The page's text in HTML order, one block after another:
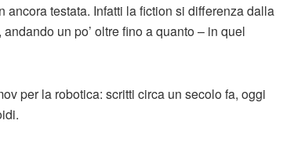
testata. Infatti la fiction si differenza dalla
un po’ oltre fino a quanto – in quel
per la robotica: scritti circa un secolo fa, oggi